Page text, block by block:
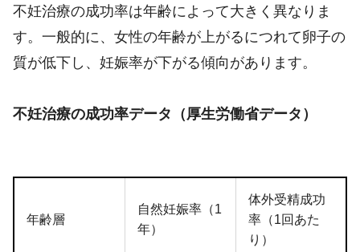
不妊治療の成功率は年齢によって大きく異なりま
す。一般的に、女性の年齢が上がるにつれて卵子の
質が低下し、妊娠率が下がる傾向があります。
不妊治療の成功率データ（厚生労働省データ）
年齢層
自然妊娠率（1
年）
体外受精成功
率（1回あた
り）